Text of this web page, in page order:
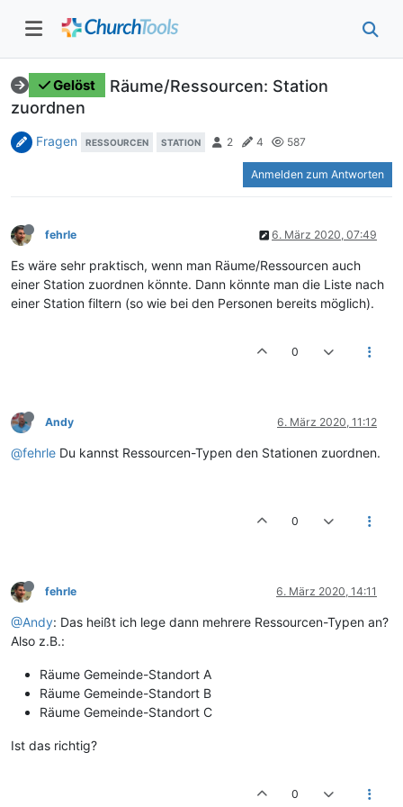
Gelöst
Räume/Ressourcen: Station
zuordnen
Fragen RESSOURCEN STATION 2 4 587
Anmelden zum Antworten
fehrle 6. März 2020, 07:49
Es wäre sehr praktisch, wenn man Räume/Ressourcen auch
einer Station zuordnen könnte. Dann könnte man die Liste nach
einer Station filtern (so wie bei den Personen bereits möglich).
0
Andy 6. März 2020, 11:12
@fehrle Du kannst Ressourcen-Typen den Stationen zuordnen.
0
fehrle 6. März 2020, 14:11
@Andy: Das heißt ich lege dann mehrere Ressourcen-Typen an?
Also z.B.:
Räume Gemeinde-Standort A
Räume Gemeinde-Standort B
Räume Gemeinde-Standort C
Ist das richtig?
0